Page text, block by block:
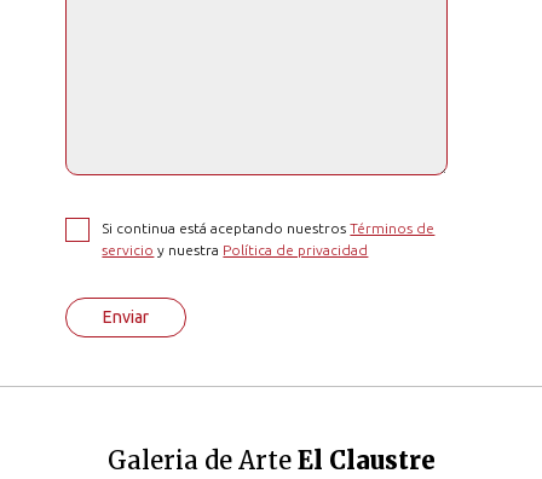
Si continua está aceptando nuestrosTérminos de
servicio y nuestra Política de privacidad
Enviar
Galeria de Arte El Claustre